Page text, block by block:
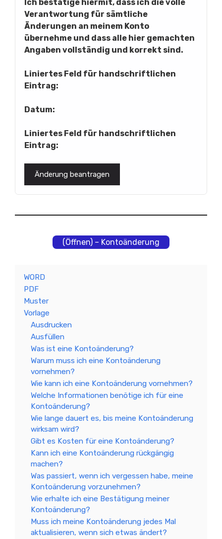
Ich bestätige hiermit, dass ich die volle
Verantwortung für sämtliche
Änderungen an meinem Konto
übernehme und dass alle hier gemachten
Angaben vollständig und korrekt sind.
Liniertes Feld für handschriftlichen
Eintrag:
Datum:
Liniertes Feld für handschriftlichen
Eintrag:
(Öffnen) – Kontoänderung
WORD
PDF
Muster
Vorlage
Ausdrucken
Ausfüllen
Was ist eine Kontoänderung?
Warum muss ich eine Kontoänderung
vornehmen?
Wie kann ich eine Kontoänderung vornehmen?
Welche Informationen benötige ich für eine
Kontoänderung?
Wie lange dauert es, bis meine Kontoänderung
wirksam wird?
Gibt es Kosten für eine Kontoänderung?
Kann ich eine Kontoänderung rückgängig
machen?
Was passiert, wenn ich vergessen habe, meine
Kontoänderung vorzunehmen?
Wie erhalte ich eine Bestätigung meiner
Kontoänderung?
Muss ich meine Kontoänderung jedes Mal
aktualisieren, wenn sich etwas ändert?